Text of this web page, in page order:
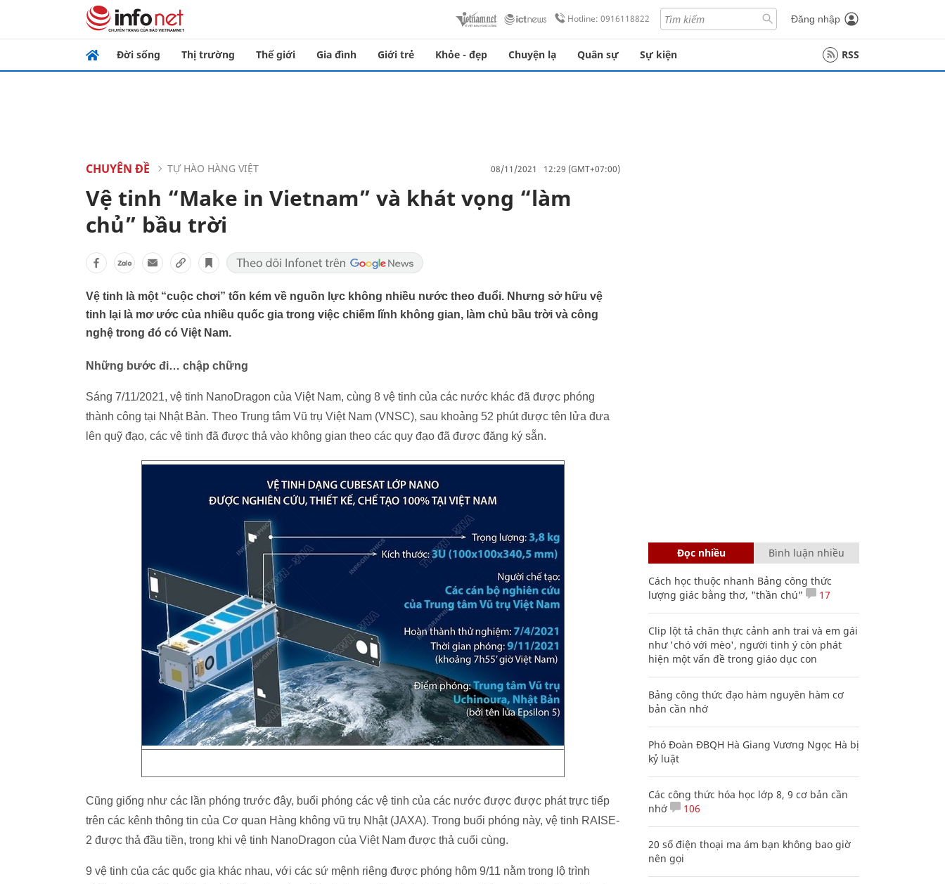
Hotline: 0916118822 Đăng nhập
Đời sống Thị trường Thế giới Gia đình Giới trẻ Khỏe - đẹp Chuyện lạ Quân sự Sự kiện RSS
CHUYÊN ĐỀ TỰ HÀO HÀNG VIỆT 08/11/2021 12:29 (GMT+07:00)
Vệ tinh “Make in Vietnam” và khát vọng “làm
chủ” bầu trời
Vệ tinh là một “cuộc chơi” tốn kém về nguồn lực không nhiều nước theo đuổi. Nhưng sở hữu vệ
tinh lại là mơ ước của nhiều quốc gia trong việc chiếm lĩnh không gian, làm chủ bầu trời và công
nghệ trong đó có Việt Nam.
Những bước đi… chập chững
Sáng 7/11/2021, vệ tinh NanoDragon của Việt Nam, cùng 8 vệ tinh của các nước khác đã được phóng
thành công tại Nhật Bản. Theo Trung tâm Vũ trụ Việt Nam (VNSC), sau khoảng 52 phút được tên lửa đưa
lên quỹ đạo, các vệ tinh đã được thả vào không gian theo các quy đạo đã được đăng ký sẵn.
Cũng giống như các lần phóng trước đây, buổi phóng các vệ tinh của các nước được được phát trực tiếp
trên các kênh thông tin của Cơ quan Hàng không vũ trụ Nhật (JAXA). Trong buổi phóng này, vệ tinh RAISE-
2 được thả đầu tiền, trong khi vệ tinh NanoDragon của Việt Nam được thả cuối cùng.
9 vệ tinh của các quốc gia khác nhau, với các sứ mệnh riêng được phóng hôm 9/11 nằm trong lộ trình
Đọc nhiều Bình luận nhiều
Cách học thuộc nhanh Bảng công thức
lượng giác bằng thơ, "thần chú"
17
Clip lột tả chân thực cảnh anh trai và em gái
như 'chó với mèo', người tinh ý còn phát
hiện một vấn đề trong giáo dục con
Bảng công thức đạo hàm nguyên hàm cơ
bản cần nhớ
Phó Đoàn ĐBQH Hà Giang Vương Ngọc Hà bị
kỷ luật
Các công thức hóa học lớp 8, 9 cơ bản cần
nhớ
106
20 số điện thoại ma ám bạn không bao giờ
nên gọi